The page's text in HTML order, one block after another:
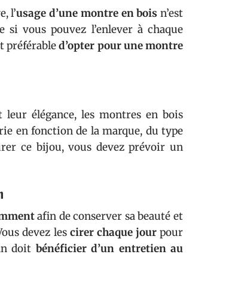
l’usage d’une montre en boisn’est
vous pouvez l’enlever à chaque
préférabled’opter pour une montre
élégance, les montres en bois
en fonction de la marque, du type
ce bijou, vous devez prévoir un
afin de conserver sa beauté et
devez les cirer chaque jourpour
doit bénéficier d’un entretien au